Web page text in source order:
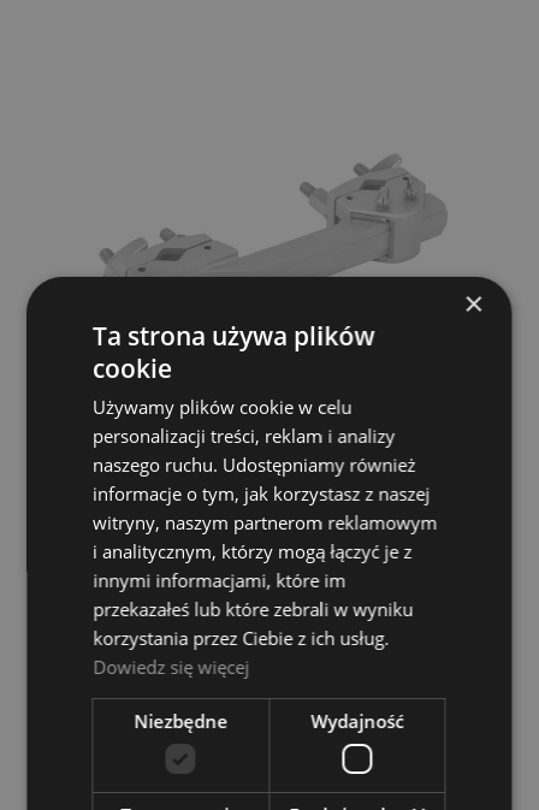
Mapex MC910 Clamp
MAPEX
239,00 zł
POWIADOM O DOSTĘPNOŚCI
×
Ta strona używa plików
cookie
Używamy plików cookie w celu
personalizacji treści, reklam i analizy
naszego ruchu. Udostępniamy również
informacje o tym, jak korzystasz z naszej
witryny, naszym partnerom reklamowym
i analitycznym, którzy mogą łączyć je z
innymi informacjami, które im
przekazałeś lub które zebrali w wyniku
korzystania przez Ciebie z ich usług.
Dowiedz się więcej
Niezbędne Wydajność